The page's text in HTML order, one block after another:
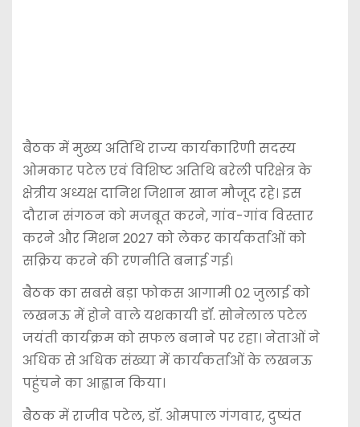
बैठक में मुख्य अतिथि राज्य कार्यकारिणी सदस्य
ओमकार पटेल एवं विशिष्ट अतिथि बरेली परिक्षेत्र के
क्षेत्रीय अध्यक्ष दानिश जिशान खान मौजूद रहे। इस
दौरान संगठन को मजबूत करने, गांव-गांव विस्तार
करने और मिशन 2027 को लेकर कार्यकर्ताओं को
सक्रिय करने की रणनीति बनाई गई।
बैठक का सबसे बड़ा फोकस आगामी 02 जुलाई को
लखनऊ में होने वाले यशकायी डॉ. सोनेलाल पटेल
जयंती कार्यक्रम को सफल बनाने पर रहा। नेताओं ने
अधिक से अधिक संख्या में कार्यकर्ताओं के लखनऊ
पहुंचने का आह्वान किया।
बैठक में राजीव पटेल, डॉ. ओमपाल गंगवार, दुष्यंत